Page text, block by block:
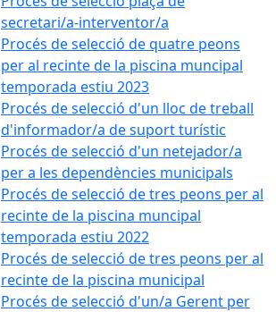
secretari/a-interventor/a
Procés de selecció de quatre peons
per al recinte de la piscina muncipal
temporada estiu 2023
Procés de selecció d'un lloc de treball
d'informador/a de suport turístic
Procés de selecció d'un netejador/a
per a les dependències municipals
Procés de selecció de tres peons per al
recinte de la piscina muncipal
temporada estiu 2022
Procés de selecció de tres peons per al
recinte de la piscina municipal
Procés de selecció d'un/a Gerent per